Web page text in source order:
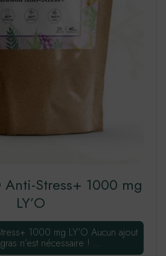
Anti-Stress+ 1000 mg
LY’O
1000 mg LY’O Aucun ajout
n’est nécessaire ! …